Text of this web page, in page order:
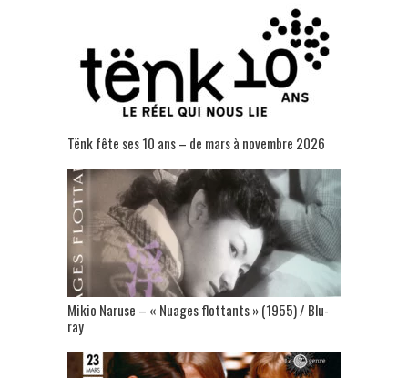
Tënk fête ses 10 ans – de mars à novembre 2026
Mikio Naruse – « Nuages flottants » (1955) / Blu-
ray